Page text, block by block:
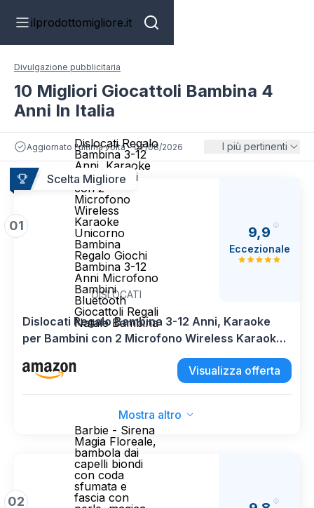
ilprodottomigliore.it
Divulgazione pubblicitaria
10 Migliori Giocattoli Bambina 4
Anni In Italia
Aggiornato l'ultima volta - 07/08/2026 I più pertinenti
Scelta Migliore
01
Dislocati Regalo
Bambina 3-12
Anni, Karaoke
per Bambini
con 2
Microfono
Wireless
Karaoke
Unicorno
Bambina
Regalo Giochi
Bambina 3-12
Anni Microfono
Bambini
Bluetooth
Giocattoli Regali
Natale Bambina
DISLOCATI
9,9
Eccezionale
Dislocati Regalo Bambina 3-12 Anni, Karaoke
per Bambini con 2 Microfono Wireless Karaoke
Unicorno Bambina Regalo Giochi Bambina 3-12
Anni Microfono Bambini Bluetooth Giocattoli
Visualizza offerta
Mostra altro
02
Barbie - Sirena
Magia Floreale,
bambola dai
capelli biondi
con coda
sfumata e
fascia con